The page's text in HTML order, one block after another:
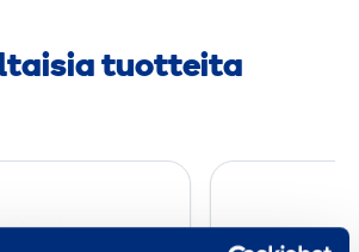
tuotteita